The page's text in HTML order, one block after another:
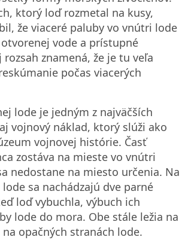
ktorý loď rozmetal na kusy,
že viaceré paluby vo vnútri lode
vode a prístupné
rozsah znamená, že je tu veľa
počas viacerých
lode je jedným z najväčších
vojnový náklad, ktorý slúži ako
vojnovej histórie. Časť
zostáva na mieste vo vnútri
nedostane na miesto určenia. Na
sa nachádzajú dve parné
loď vybuchla, výbuch ich
lode do mora. Obe stále ležia na
opačných stranách lode.